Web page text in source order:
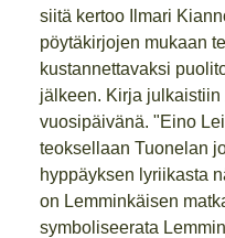
siitä kertoo Ilmari
pöytäkirjojen mukaan
kustannettavaksi
jälkeen. Kirja
vuosipäivänä. "Eino
teoksellaan Tuonelan
hyppäyksen lyriikasta
on Lemminkäisen
symboliseerata